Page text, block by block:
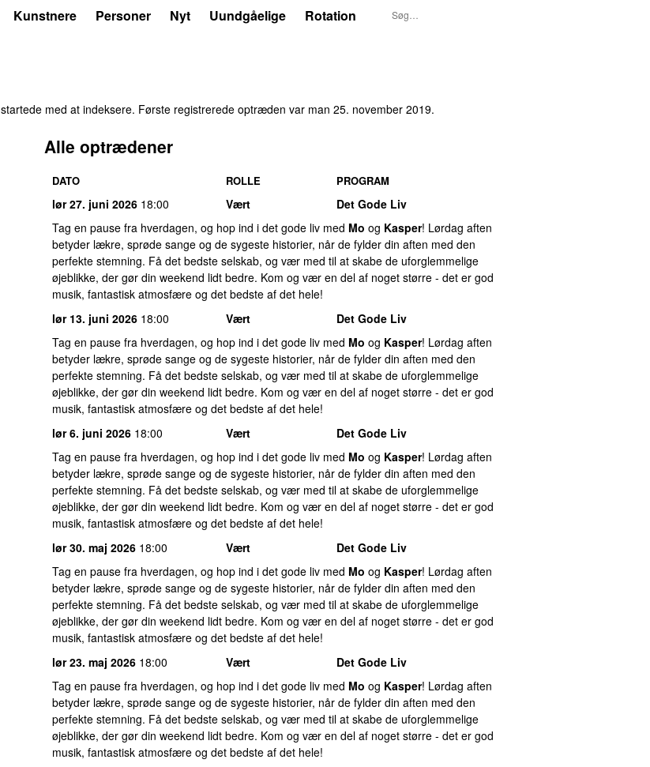
Kunstnere Personer Nyt Uundgåelige Rotation
med at indeksere. Første registrerede optræden var man 25. november 2019.
Alle optrædener
DATO ROLLE PROGRAM
lør 27. juni 2026 18:00 Vært
Det Gode Liv
Tag en pause fra hverdagen, og hop ind i det gode liv med Mo og Kasper! Lørdag aften
betyder lækre, sprøde sange og de sygeste historier, når de fylder din aften med den
perfekte stemning. Få det bedste selskab, og vær med til at skabe de uforglemmelige
øjeblikke, der gør din weekend lidt bedre. Kom og vær en del af noget større - det er god
musik, fantastisk atmosfære og det bedste af det hele!
lør 13. juni 2026 18:00 Vært
Det Gode Liv
Tag en pause fra hverdagen, og hop ind i det gode liv med Mo og Kasper! Lørdag aften
betyder lækre, sprøde sange og de sygeste historier, når de fylder din aften med den
perfekte stemning. Få det bedste selskab, og vær med til at skabe de uforglemmelige
øjeblikke, der gør din weekend lidt bedre. Kom og vær en del af noget større - det er god
musik, fantastisk atmosfære og det bedste af det hele!
lør 6. juni 2026 18:00 Vært
Det Gode Liv
Tag en pause fra hverdagen, og hop ind i det gode liv med Mo og Kasper! Lørdag aften
betyder lækre, sprøde sange og de sygeste historier, når de fylder din aften med den
perfekte stemning. Få det bedste selskab, og vær med til at skabe de uforglemmelige
øjeblikke, der gør din weekend lidt bedre. Kom og vær en del af noget større - det er god
musik, fantastisk atmosfære og det bedste af det hele!
lør 30. maj 2026 18:00 Vært
Det Gode Liv
Tag en pause fra hverdagen, og hop ind i det gode liv med Mo og Kasper! Lørdag aften
betyder lækre, sprøde sange og de sygeste historier, når de fylder din aften med den
perfekte stemning. Få det bedste selskab, og vær med til at skabe de uforglemmelige
øjeblikke, der gør din weekend lidt bedre. Kom og vær en del af noget større - det er god
musik, fantastisk atmosfære og det bedste af det hele!
lør 23. maj 2026 18:00 Vært
Det Gode Liv
Tag en pause fra hverdagen, og hop ind i det gode liv med Mo og Kasper! Lørdag aften
betyder lækre, sprøde sange og de sygeste historier, når de fylder din aften med den
perfekte stemning. Få det bedste selskab, og vær med til at skabe de uforglemmelige
øjeblikke, der gør din weekend lidt bedre. Kom og vær en del af noget større - det er god
musik, fantastisk atmosfære og det bedste af det hele!